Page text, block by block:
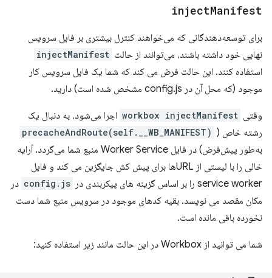
injectManifest
برای توسعه‌دهندگانی که می‌خواهند کنترل بیشتری بر فایل سرویس
نهایی خود داشته باشند، می‌توانند از حالت injectManifest
استفاده کنند. این حالت فرض می کند که شما یک فایل سرویس کار
موجود (که محل آن در config.js مشخص شده است) دارید.
وقتی workbox injectManifest اجرا می‌شود، به دنبال یک
رشته خاص ( precacheAndRoute(self.__WB_MANIFEST)
به‌طور پیش‌فرض) در فایل Worker Service منبع شما می‌گردد. آرایه
خالی را با لیستی از URLها برای پیش کش جایگزین می کند و فایل
service worker را بر اساس گزینه های پیکربندی در
config.js در
مکان مقصد می نویسد. بقیه کدهای موجود در سرویس منبع شما دست
نخورده باقی مانده است.
شما می توانید از Workbox در این حالت مانند زیر استفاده کنید: